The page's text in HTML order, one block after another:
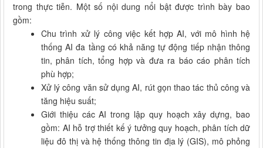
trong thực tiễn. Một số nội dung nổi bật được trình bày bao
gồm:
Chu trình xử lý công việc kết hợp AI, với mô hình hệ
thống AI đa tầng có khả năng tự động tiếp nhận thông
tin, phân tích, tổng hợp và đưa ra báo cáo phân tích
phù hợp;
Xử lý công văn sử dụng AI, rút gọn thao tác thủ công và
tăng hiệu suất;
Giới thiệu các AI trong lập quy hoạch xây dựng, bao
gồm: AI hỗ trợ thiết kế ý tưởng quy hoạch, phân tích dữ
liệu đô thị và hệ thống thông tin địa lý (GIS), mô phỏng